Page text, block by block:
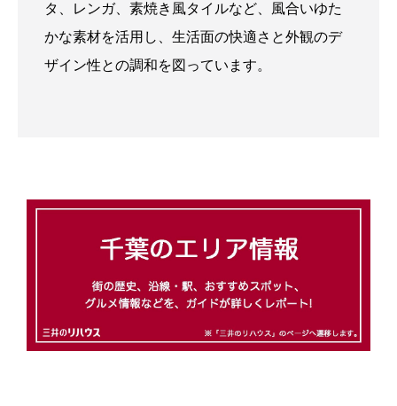
タ、レンガ、素焼き風タイルなど、風合いゆた
かな素材を活用し、生活面の快適さと外観のデ
ザイン性との調和を図っています。